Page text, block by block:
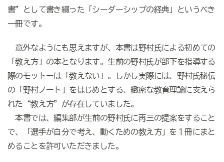
書”として書き綴った「シーダーシップの経典」というべき
一冊です。
意外なようにも思えますが、本書は野村氏による初めての
「教え方」の本となります。生前の野村氏が部下を指導する
際のモットーは「教えない」。しかし実際には、野村氏秘伝
の「野村ノート」をはじめとする、緻密な教育理論に支えら
れた“教え方”が存在していました。
本書では、編集部が生前の野村氏に再三の提案をすること
で、「選手が自分で考え、動くための教え方」を１冊にまと
めることを許可いただきました。